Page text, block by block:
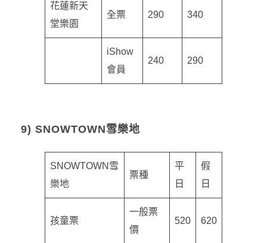
花蓮新天
堂樂園
全票 290 340
iShow
會員
240 290
9) SNOWTOWN雪樂地
SNOWTOWN雪
樂地
票種
平
日
假
日
孩童票
一般票
價
520 620